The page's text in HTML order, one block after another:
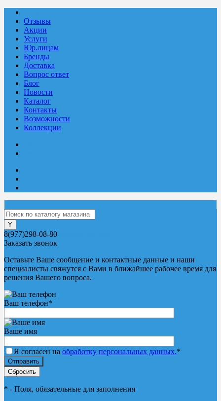
Отзывы
Акции
Услуги
Юр.лицам
Бренды
Доставка
Вопрос ответ
Блог
Новости
Каталог
Контакты
Возможности
Коллекции
8(977)298-08-80
Заказать звонок
Оставьте Ваше сообщение и контактные данные и наши
специалисты свяжутся с Вами в ближайшее рабочее время для
решения Вашего вопроса.
Ваш телефон*
Ваше имя
Я согласен на обработку персональных данных.*
* - Поля, обязательные для заполнения